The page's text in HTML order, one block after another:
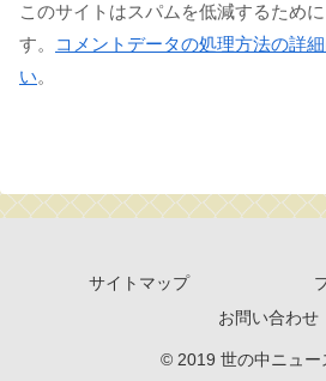
このサイトはスパムを低減するため
す。
コメントデータの処理方法の詳
い。
サイトマップ
お問い合わせ
© 2019 世の中ニュー